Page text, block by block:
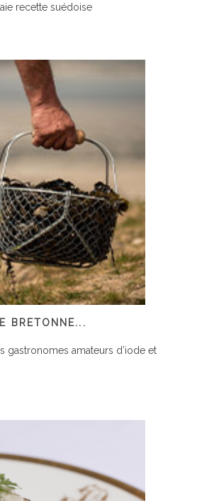
recette suédoise
BRETONNE...
gastronomes amateurs d’iode et